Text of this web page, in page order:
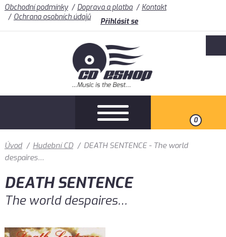
Obchodní podmínky Doprava a platba
Kontakt
Ochrana osobních údajů
Přihlásit se
0
Úvod / Hudební CD / DEATH SENTENCE - The world
despaires…
DEATH SENTENCE
The world despaires…